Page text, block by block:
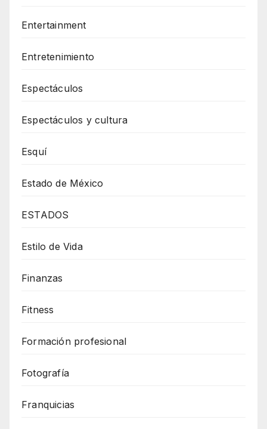
Entertainment
Entretenimiento
Espectáculos
Espectáculos y cultura
Esquí
Estado de México
ESTADOS
Estilo de Vida
Finanzas
Fitness
Formación profesional
Fotografía
Franquicias